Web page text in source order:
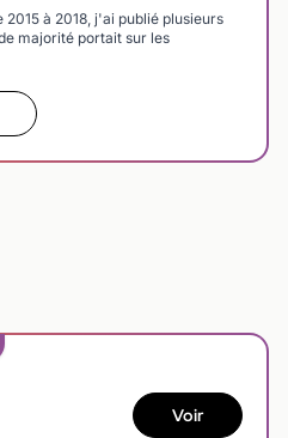
à 2018, j'ai publié plusieurs
majorité portait sur les
Voir